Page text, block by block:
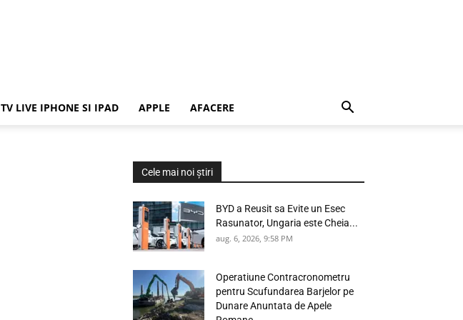
TV LIVE IPHONE SI IPAD APPLE AFACERE
Cele mai noi știri
BYD a Reusit sa Evite un Esec
Rasunator, Ungaria este Cheia...
aug. 6, 2026, 9:58 PM
Operatiune Contracronometru
pentru Scufundarea Barjelor pe
Dunare Anuntata de Apele